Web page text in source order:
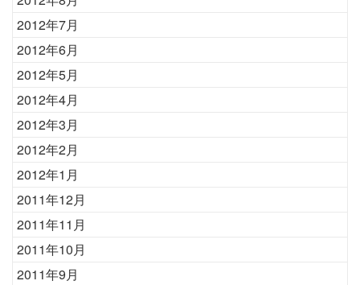
2012年7月
2012年6月
2012年5月
2012年4月
2012年3月
2012年2月
2012年1月
2011年12月
2011年11月
2011年10月
2011年9月